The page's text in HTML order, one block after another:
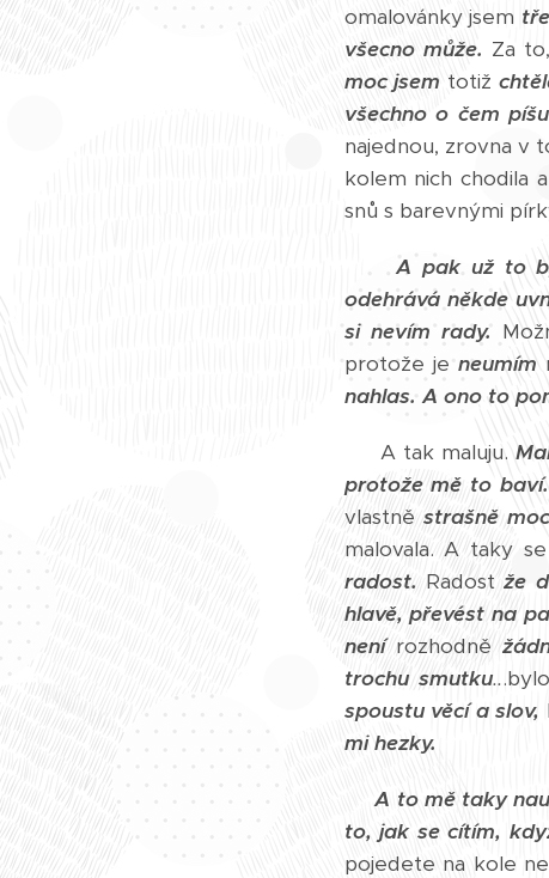
omalovánky jsem
všecno může. Za
moc jsem totiž
všechno o čem
najednou, zrovna v
kolem nich chodila
snů s barevnými
A pak už to
odehrává někde
si nevím rady.
protože je neumím
nahlas. A ono to
A tak maluju.
protože mě to baví.
vlastně strašně
malovala. A taky
radost. Radostže
hlavě, převést na
nenírozhodně
trochu smutku..
spoustu věcí a slov,
mi hezky.
A to mě taky
to, jak se cítím,
pojedete na kole